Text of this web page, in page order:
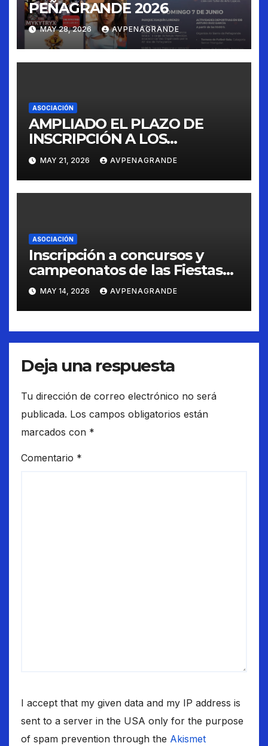
PEÑAGRANDE 2026
MAY 28, 2026 AVPENAGRANDE
ASOCIACIÓN
AMPLIADO EL PLAZO DE
INSCRIPCIÓN A LOS
CONCURSOS FIESTAS 2026
MAY 21, 2026 AVPENAGRANDE
ASOCIACIÓN
Inscripción a concursos y
campeonatos de las Fiestas
de Peñagrande 2026
MAY 14, 2026 AVPENAGRANDE
Deja una respuesta
Tu dirección de correo electrónico no será
publicada. Los campos obligatorios están
marcados con *
Comentario *
I accept that my given data and my IP address is
sent to a server in the USA only for the purpose
of spam prevention through the Akismet